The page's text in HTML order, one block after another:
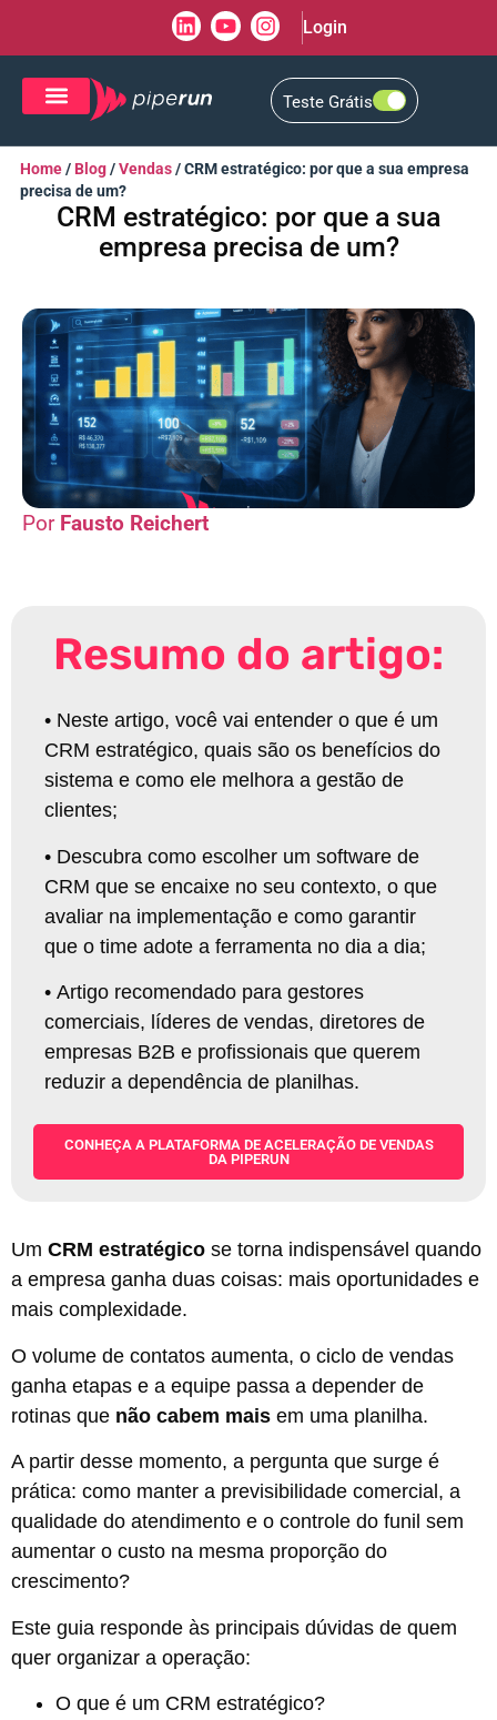
Login
Teste Grátis
Home/ Blog/Vendas/CRM estratégico: por que a sua empresa
precisa de um?
CRM estratégico: por que a sua
empresa precisa de um?
Fausto Reichert
Resumo do artigo:
• Neste artigo, você vai entender o que é um
CRM estratégico, quais são os benefícios do
sistema e como ele melhora a gestão de
clientes;
• Descubra como escolher um software de
CRM que se encaixe no seu contexto, o que
avaliar na implementação e como garantir
que o time adote a ferramenta no dia a dia;
• Artigo recomendado para gestores
comerciais, líderes de vendas, diretores de
empresas B2B e profissionais que querem
reduzir a dependência de planilhas.
CONHEÇA A PLATAFORMA DE ACELERAÇÃO DE VENDAS
DA PIPERUN
Um CRM estratégico se torna indispensável quando
a empresa ganha duas coisas: mais oportunidades e
mais complexidade.
O volume de contatos aumenta, o ciclo de vendas
ganha etapas e a equipe passa a depender de
rotinas que não cabem mais em uma planilha.
A partir desse momento, a pergunta que surge é
prática: como manter a previsibilidade comercial, a
qualidade do atendimento e o controle do funil sem
aumentar o custo na mesma proporção do
crescimento?
Este guia responde às principais dúvidas de quem
quer organizar a operação:
O que é um CRM estratégico?